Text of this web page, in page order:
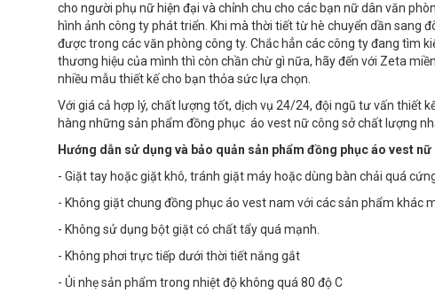
cho người phụ nữ hiện đại và chỉnh chu cho các bạn nữ dân văn
hình ảnh công ty phát triển. Khi mà thời tiết từ hè chuyển dần sang
được trong các văn phòng công ty. Chắc hẳn các công ty đang tìm
thương hiệu của mình thì còn chần chừ gì nữa, hãy đến với Zeta
nhiều mẫu thiết kế cho bạn thỏa sức lựa chọn.
Với giá cả hợp lý, chất lượng tốt, dịch vụ 24/24, đội ngũ tư vấn thiết
hàng những sản phẩm đồng phục áo vest nữ công sở chất lượng
Hướng dẫn sử dụng và bảo quản sản phẩm đồng phục áo vest
- Giặt tay hoặc giặt khô, tránh giặt máy hoặc dùng bàn chải quá
- Không giặt chung đồng phục áo vest nam với các sản phẩm khác
- Không sử dụng bột giặt có chất tẩy quá mạnh.
- Không phơi trực tiếp dưới thời tiết nắng gắt
- Ủi nhẹ sản phẩm trong nhiệt độ không quá 80 độ C